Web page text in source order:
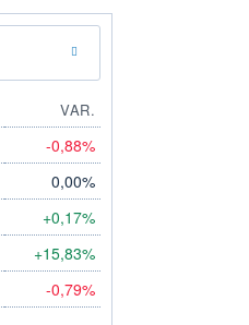
VAR.
-0,88%
0,00%
+0,17%
+15,83%
-0,79%